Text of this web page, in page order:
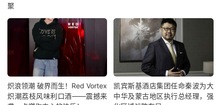
聚
炽浪领潮 破界而生！Red Vortex
炽潮荔枝风味利口酒——震撼来
凯宾斯基酒店集团任命秦波为大
中华及蒙古地区执行总经理，强